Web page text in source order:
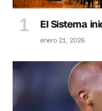
El Sistema
enero 21, 2026